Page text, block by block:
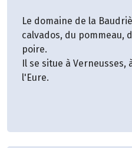
Le domaine de la
calvados, du pommeau,
poire.
Il se situe à Verneusses,
l'Eure.